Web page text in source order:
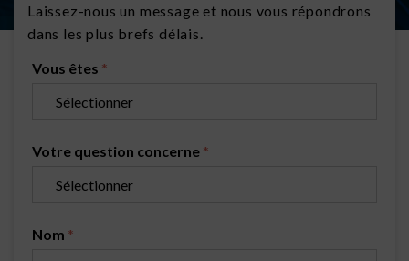
Laissez-nous un message et nous vous répondrons
dans les plus brefs délais.
Vous êtes *
Votre question concerne *
Nom *